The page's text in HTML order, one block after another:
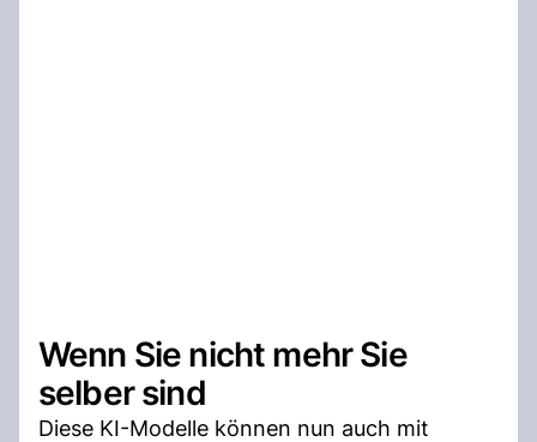
Wenn Sie nicht mehr Sie
selber sind
Diese KI-Modelle können nun auch mit